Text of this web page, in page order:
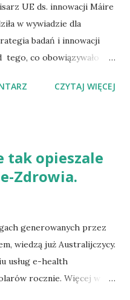
UE ds. innowacji Máire
w wywiadzie dla
badań i innowacji
tego, co obowiązywało
Geoghegan-Quinn
rewolucja i podział
przemysłowa,
stanowić część tej
zagadnienia Innowacji
14247.html
CZYTAJ WIĘCEJ
tak opieszale
Zdrowia.
generowanych przez
wiedzą już Australijczycy.
usług e-health
rocznie. Więcej w